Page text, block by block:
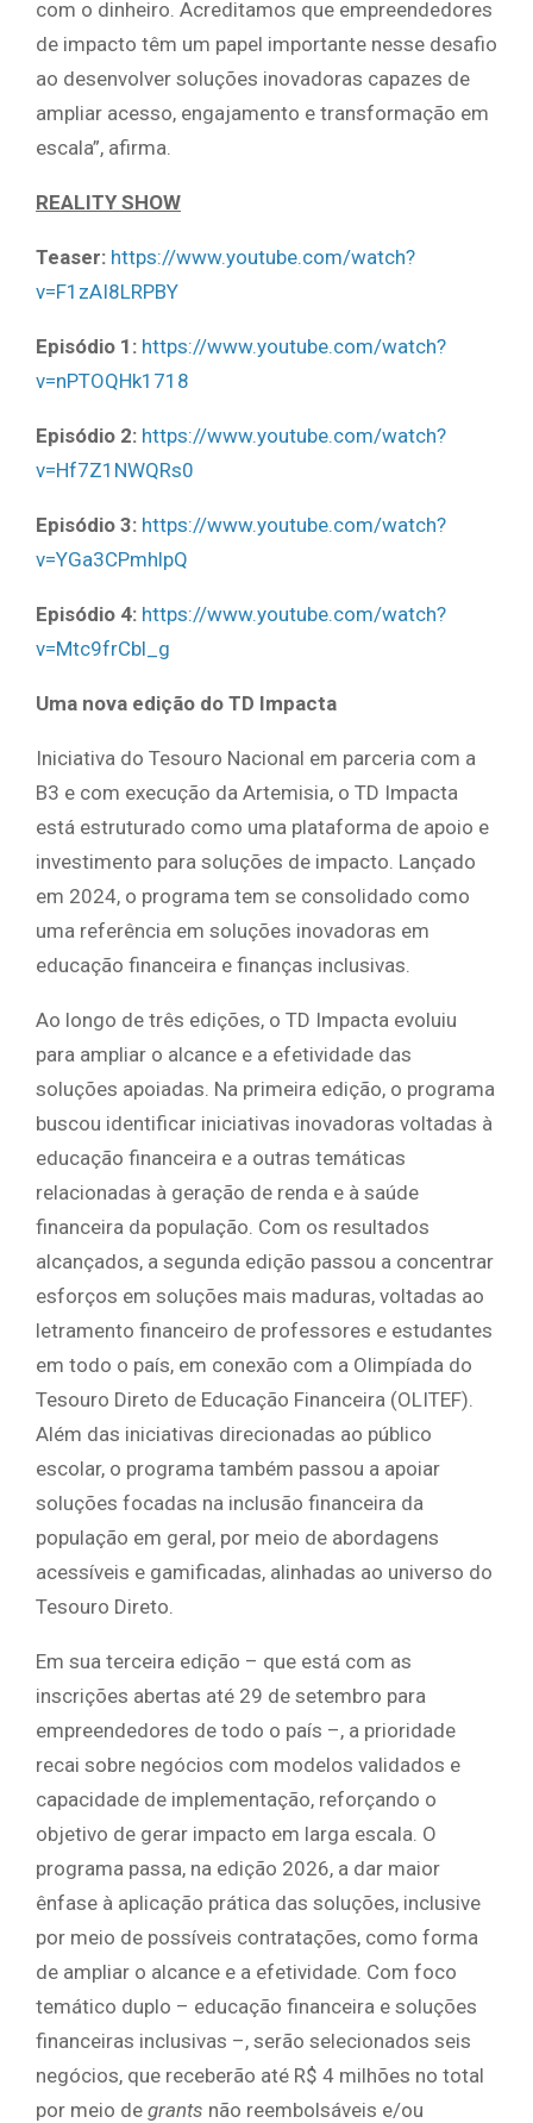
com o dinheiro. Acreditamos que empreendedores
de impacto têm um papel importante nesse desafio
ao desenvolver soluções inovadoras capazes de
ampliar acesso, engajamento e transformação em
escala”, afirma.
REALITY SHOW
Teaser: https://www.youtube.com/watch?
v=F1zAI8LRPBY
Episódio 1: https://www.youtube.com/watch?
v=nPTOQHk1718
Episódio 2: https://www.youtube.com/watch?
v=Hf7Z1NWQRs0
Episódio 3: https://www.youtube.com/watch?
v=YGa3CPmhlpQ
Episódio 4: https://www.youtube.com/watch?
v=Mtc9frCbl_g
Uma nova edição do TD Impacta
Iniciativa do Tesouro Nacional em parceria com a
B3 e com execução da Artemisia, o TD Impacta
está estruturado como uma plataforma de apoio e
investimento para soluções de impacto. Lançado
em 2024, o programa tem se consolidado como
uma referência em soluções inovadoras em
educação financeira e finanças inclusivas.
Ao longo de três edições, o TD Impacta evoluiu
para ampliar o alcance e a efetividade das
soluções apoiadas. Na primeira edição, o programa
buscou identificar iniciativas inovadoras voltadas à
educação financeira e a outras temáticas
relacionadas à geração de renda e à saúde
financeira da população. Com os resultados
alcançados, a segunda edição passou a concentrar
esforços em soluções mais maduras, voltadas ao
letramento financeiro de professores e estudantes
em todo o país, em conexão com a Olimpíada do
Tesouro Direto de Educação Financeira (OLITEF).
Além das iniciativas direcionadas ao público
escolar, o programa também passou a apoiar
soluções focadas na inclusão financeira da
população em geral, por meio de abordagens
acessíveis e gamificadas, alinhadas ao universo do
Tesouro Direto.
Em sua terceira edição – que está com as
inscrições abertas até 29 de setembro para
empreendedores de todo o país –, a prioridade
recai sobre negócios com modelos validados e
capacidade de implementação, reforçando o
objetivo de gerar impacto em larga escala. O
programa passa, na edição 2026, a dar maior
ênfase à aplicação prática das soluções, inclusive
por meio de possíveis contratações, como forma
de ampliar o alcance e a efetividade. Com foco
temático duplo – educação financeira e soluções
financeiras inclusivas –, serão selecionados seis
negócios, que receberão até R$ 4 milhões no total
por meio de grants não reembolsáveis e/ou